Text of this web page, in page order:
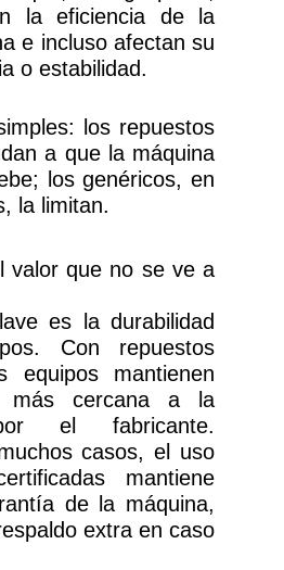
la eficiencia de la
e incluso afectan su
o estabilidad.
los repuestos
a que la máquina
los genéricos, en
la limitan.
valor que no se ve a
es la durabilidad
Con repuestos
equipos mantienen
cercana a la
el fabricante.
casos, el uso
mantiene
de la máquina,
extra en caso